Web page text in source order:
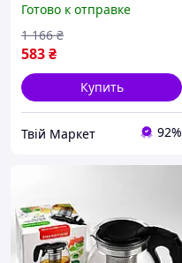
свистком, чайник з
нержавіючої сталі,
чайник для газової плити,
Готово к отправке
583₴
1 166 ₴
Купить
Твій Маркет 92%